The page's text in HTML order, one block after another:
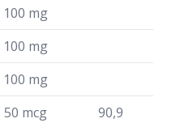
100 mg
100 mg
100 mg
50 mcg 90,9